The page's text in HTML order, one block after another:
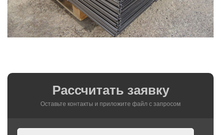
Рассчитать заявку
Оставьте контакты и приложите файл c запросом